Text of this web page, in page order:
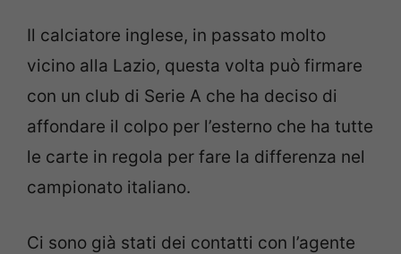
Il calciatore inglese, in passato molto
vicino alla Lazio, questa volta può firmare
con un club di Serie A che ha deciso di
affondare il colpo per l’esterno che ha tutte
le carte in regola per fare la differenza nel
campionato italiano.
Ci sono già stati dei contatti con l’agente